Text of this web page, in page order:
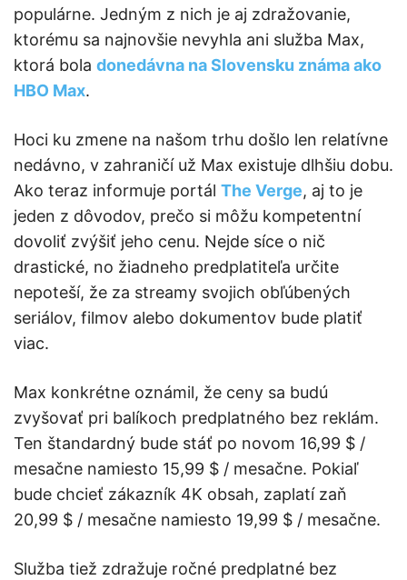
populárne. Jedným z nich je aj zdražovanie,
ktorému sa najnovšie nevyhla ani služba Max,
ktorá bola donedávna na Slovensku známa ako
HBO Max.
Hoci ku zmene na našom trhu došlo len relatívne
nedávno, v zahraničí už Max existuje dlhšiu dobu.
Ako teraz informuje portál The Verge, aj to je
jeden z dôvodov, prečo si môžu kompetentní
dovoliť zvýšiť jeho cenu. Nejde síce o nič
drastické, no žiadneho predplatiteľa určite
nepoteší, že za streamy svojich obľúbených
seriálov, filmov alebo dokumentov bude platiť
viac.
Max konkrétne oznámil, že ceny sa budú
zvyšovať pri balíkoch predplatného bez reklám.
Ten štandardný bude stáť po novom 16,99 $ /
mesačne namiesto 15,99 $ / mesačne. Pokiaľ
bude chcieť zákazník 4K obsah, zaplatí zaň
20,99 $ / mesačne namiesto 19,99 $ / mesačne.
Služba tiež zdražuje ročné predplatné bez